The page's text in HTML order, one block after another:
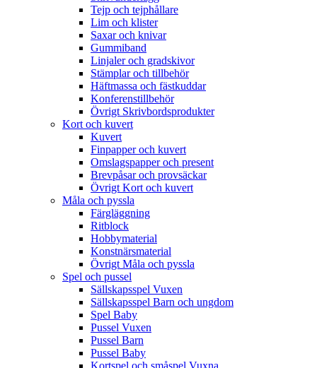
Tejp och tejphållare
Lim och klister
Saxar och knivar
Gummiband
Linjaler och gradskivor
Stämplar och tillbehör
Häftmassa och fästkuddar
Konferenstillbehör
Övrigt Skrivbordsprodukter
Kort och kuvert
Kuvert
Finpapper och kuvert
Omslagspapper och present
Brevpåsar och provsäckar
Övrigt Kort och kuvert
Måla och pyssla
Färgläggning
Ritblock
Hobbymaterial
Konstnärsmaterial
Övrigt Måla och pyssla
Spel och pussel
Sällskapsspel Vuxen
Sällskapsspel Barn och ungdom
Spel Baby
Pussel Vuxen
Pussel Barn
Pussel Baby
Kortspel och småspel Vuxna